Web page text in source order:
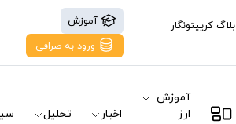
بلاگ کریپتونگار
آموزش
ورود به صرافی
آموزش
ارز
اخبار تحلیل